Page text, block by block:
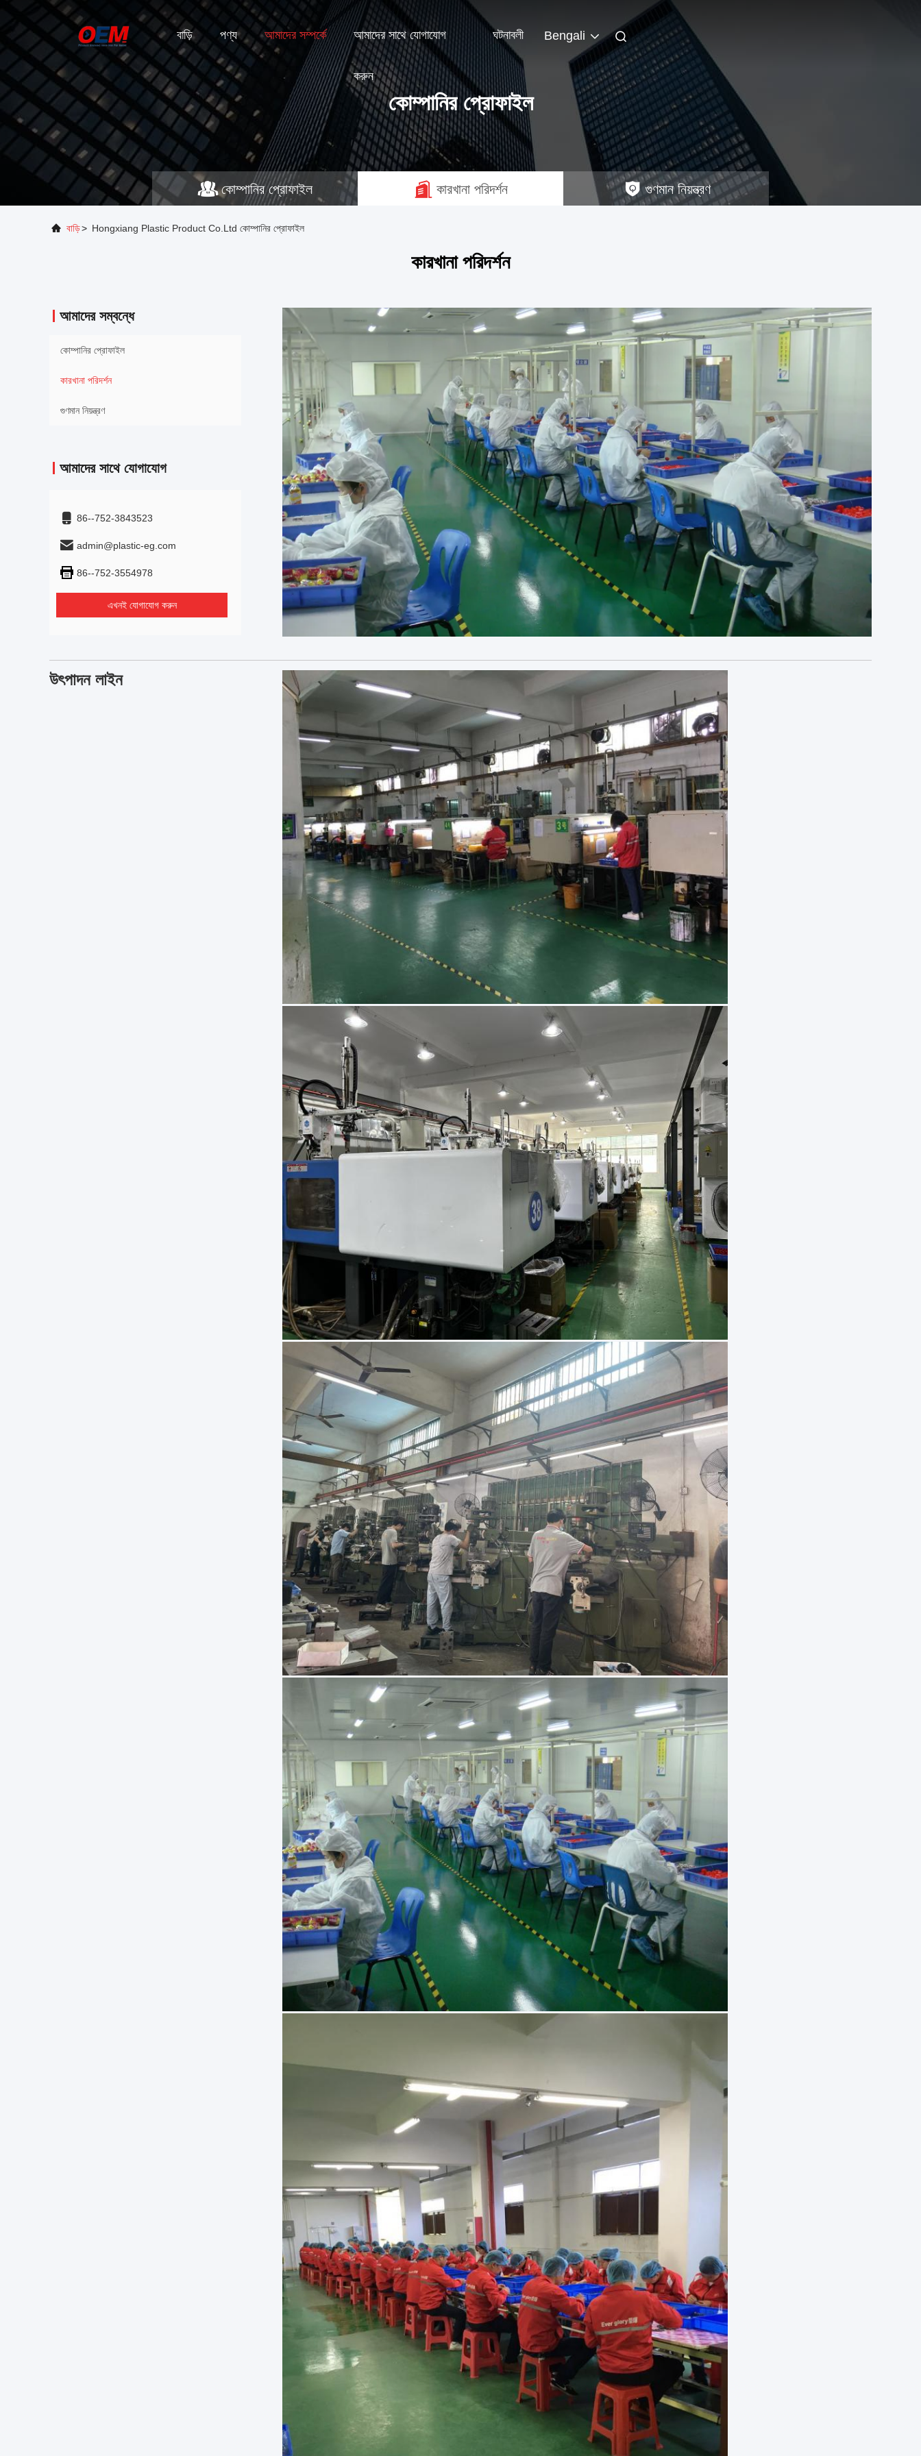
বাড়ি পণ্য আমাদের সম্পর্কে আমাদের সাথে যোগাযোগ
করুন
ঘটনাবলী Bengali
কোম্পানির প্রোফাইল
কোম্পানির প্রোফাইল কারখানা পরিদর্শন গুণমান নিয়ন্ত্রণ
বাড়ি> Hongxiang Plastic Product Co.Ltd কোম্পানির প্রোফাইল
কারখানা পরিদর্শন
আমাদের সম্বন্ধে
কোম্পানির প্রোফাইল
কারখানা পরিদর্শন
গুণমান নিয়ন্ত্রণ
আমাদের সাথে যোগাযোগ
86--752-3843523
admin@plastic-eg.com
86--752-3554978
এখনই যোগাযোগ করুন
উৎপাদন লাইন